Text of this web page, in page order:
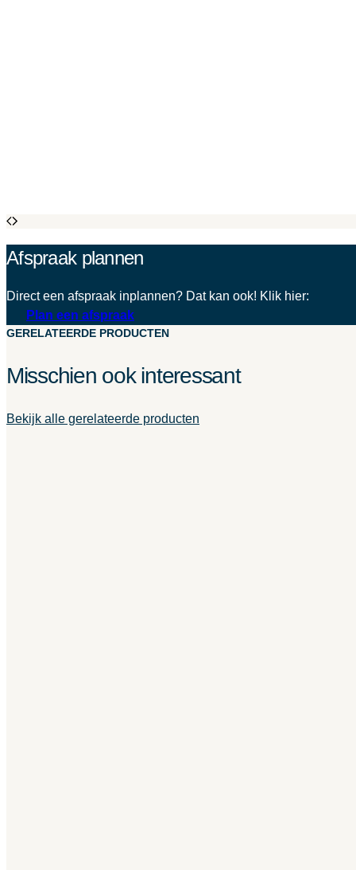
Afspraak plannen
Direct een afspraak inplannen? Dat kan ook! Klik hier:
Plan een afspraak
GERELATEERDE PRODUCTEN
Misschien ook interessant
Bekijk alle gerelateerde producten